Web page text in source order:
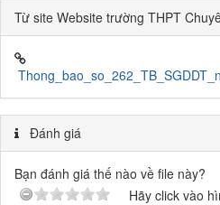
Từ site Website trường THPT
Đánh giá
Bạn đánh giá thế nào về file này?
Hãy click vào